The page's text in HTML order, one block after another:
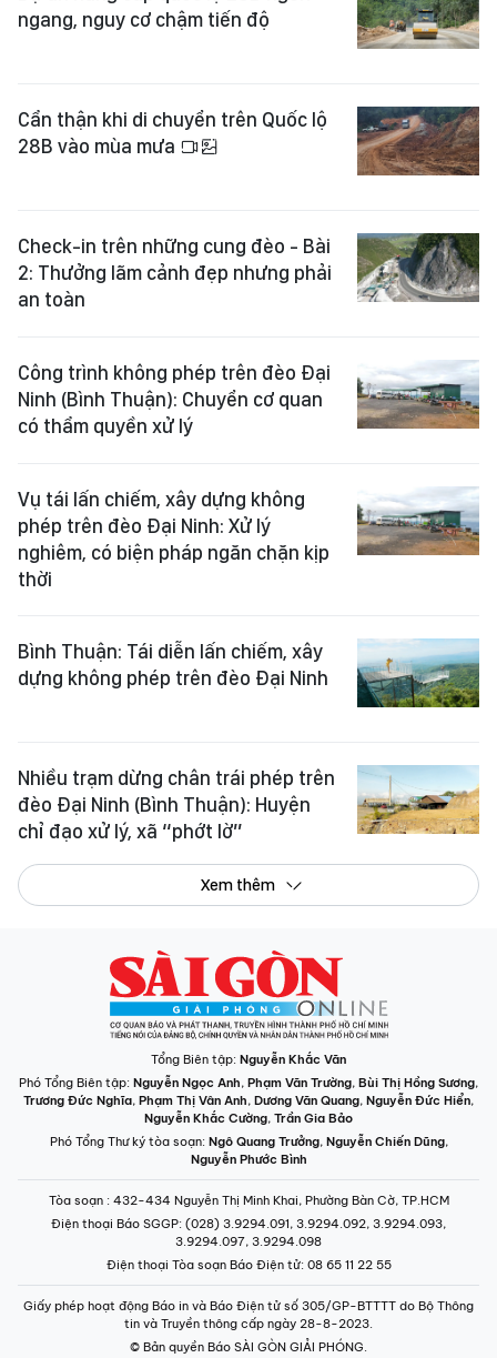
ngang, nguy cơ chậm tiến độ
Cẩn thận khi di chuyển trên Quốc lộ
28B vào mùa mưa
Check-in trên những cung đèo - Bài
2: Thưởng lãm cảnh đẹp nhưng phải
an toàn
Công trình không phép trên đèo Đại
Ninh (Bình Thuận): Chuyển cơ quan
có thẩm quyền xử lý
Vụ tái lấn chiếm, xây dựng không
phép trên đèo Đại Ninh: Xử lý
nghiêm, có biện pháp ngăn chặn kịp
thời
Bình Thuận: Tái diễn lấn chiếm, xây
dựng không phép trên đèo Đại Ninh
Nhiều trạm dừng chân trái phép trên
đèo Đại Ninh (Bình Thuận): Huyện
chỉ đạo xử lý, xã “phớt lờ”
Xem thêm
Tổng Biên tập: Nguyễn Khắc Văn
Phó Tổng Biên tập: Nguyễn Ngọc Anh, Phạm Văn Trường, Bùi Thị Hồng Sương,
Trương Đức Nghĩa, Phạm Thị Vân Anh, Dương Văn Quang, Nguyễn Đức Hiển,
Nguyễn Khắc Cường, Trần Gia Bảo
Phó Tổng Thư ký tòa soạn: Ngô Quang Trưởng, Nguyễn Chiến Dũng,
Nguyễn Phước Bình
Tòa soạn : 432-434 Nguyễn Thị Minh Khai, Phường Bàn Cờ, TP.HCM
Điện thoại Báo SGGP: (028) 3.9294.091, 3.9294.092, 3.9294.093,
3.9294.097, 3.9294.098
Điện thoại Tòa soạn Báo Điện tử: 08 65 11 22 55
Giấy phép hoạt động Báo in và Báo Điện tử số 305/GP-BTTTT do Bộ Thông
tin và Truyền thông cấp ngày 28-8-2023.
© Bản quyền Báo SÀI GÒN GIẢI PHÓNG.